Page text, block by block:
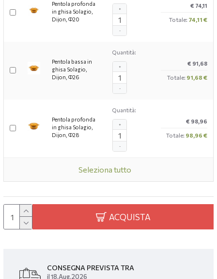
Pentola profonda
in ghisa Solagio,
Dijon, Ф20
-
+ € 74,11
Totale: 74,11 €
Pentola bassa in
ghisa Solagio,
Dijon, Ф26
Quantità:
-
+ € 91,68
Totale: 91,68 €
Pentola profonda
in ghisa Solagio,
Dijon, Ф28
Quantità:
-
+ € 98,96
Totale: 98,96 €
Seleziona tutto
ACQUISTA
CONSEGNA PREVISTA TRA
il 18.Aug.2026